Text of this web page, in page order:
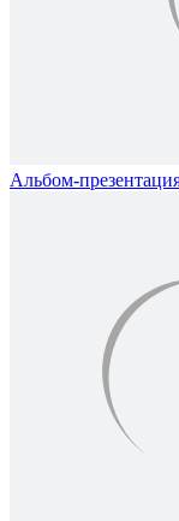
Альбом-